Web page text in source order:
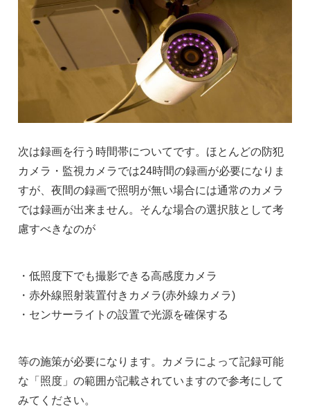
次は録画を行う時間帯についてです。ほとんどの防犯
カメラ・監視カメラでは24時間の録画が必要になりま
すが、夜間の録画で照明が無い場合には通常のカメラ
では録画が出来ません。そんな場合の選択肢として考
慮すべきなのが
・低照度下でも撮影できる高感度カメラ
・赤外線照射装置付きカメラ(赤外線カメラ)
・センサーライトの設置で光源を確保する
等の施策が必要になります。カメラによって記録可能
な「照度」の範囲が記載されていますので参考にして
みてください。